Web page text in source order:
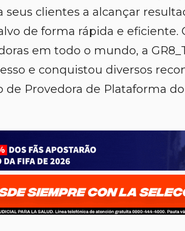
seus clientes a alcançar
de forma rápida e eficiente.
em todo o mundo, a
e conquistou diversos
Provedora de Plataforma